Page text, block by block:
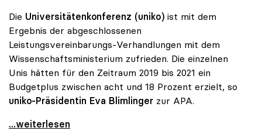
Die Universitätenkonferenz (uniko) ist mit dem
Ergebnis der abgeschlossenen
Leistungsvereinbarungs-Verhandlungen mit dem
Wissenschaftsministerium zufrieden. Die einzelnen
Unis hätten für den Zeitraum 2019 bis 2021 ein
Budgetplus zwischen acht und 18 Prozent erzielt, so
uniko-Präsidentin Eva Blimlinger zur APA.
Uni-Budget: uniko mit Leistungsvereinbarungen
...weiterlesen